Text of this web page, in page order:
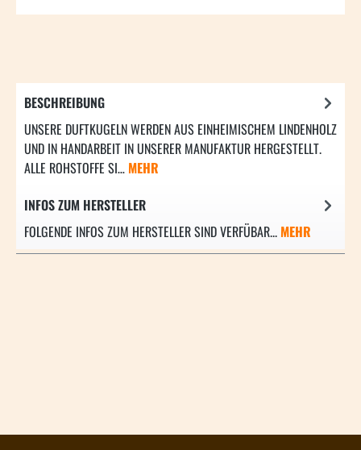
BESCHREIBUNG
UNSERE DUFTKUGELN WERDEN AUS EINHEIMISCHEM LINDENHOLZ
UND IN HANDARBEIT IN UNSERER MANUFAKTUR HERGESTELLT.
ALLE ROHSTOFFE SI… MEHR
INFOS ZUM HERSTELLER
FOLGENDE INFOS ZUM HERSTELLER SIND VERFÜBAR... MEHR